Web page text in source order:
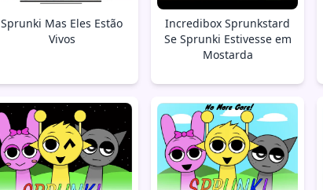
Sprunki Mas Eles Estão
Vivos
Incredibox Sprunkstard
Se Sprunki Estivesse em
Mostarda